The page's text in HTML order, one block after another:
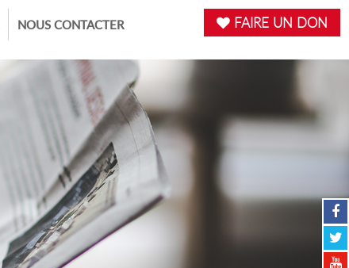
NOUS CONTACTER FAIRE UN DON